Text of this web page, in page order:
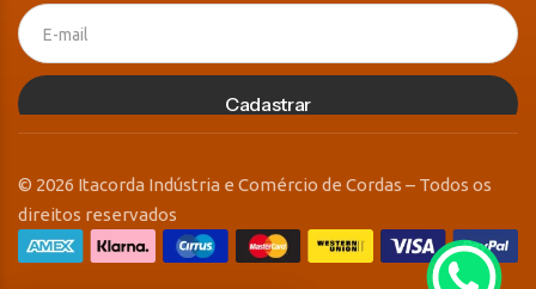
Cadastrar
© 2026 Itacorda Indústria e Comércio de Cordas – Todos os
direitos reservados